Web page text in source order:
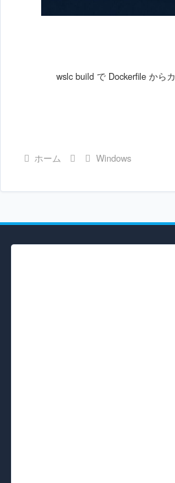
wslc build で Dockerfile から
ホーム Windows